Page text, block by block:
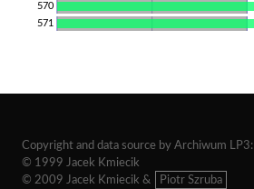
570
571
Copyright and data source by Archiwum LP3:
© 1999 Jacek Kmiecik
© 2009 Jacek Kmiecik &
Piotr Szruba